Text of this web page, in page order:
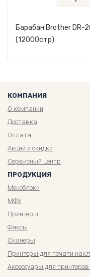
Барабан Brother DR-
(12000стр)
КОМПАНИЯ
О компании
Доставка
Оплата
Акции и скидки
Сервисный центр
ПРОДУКЦИЯ
Моноблоки
МФУ
Принтеры
Факсы
Сканеры
Принтеры для печати
Аксессуары для